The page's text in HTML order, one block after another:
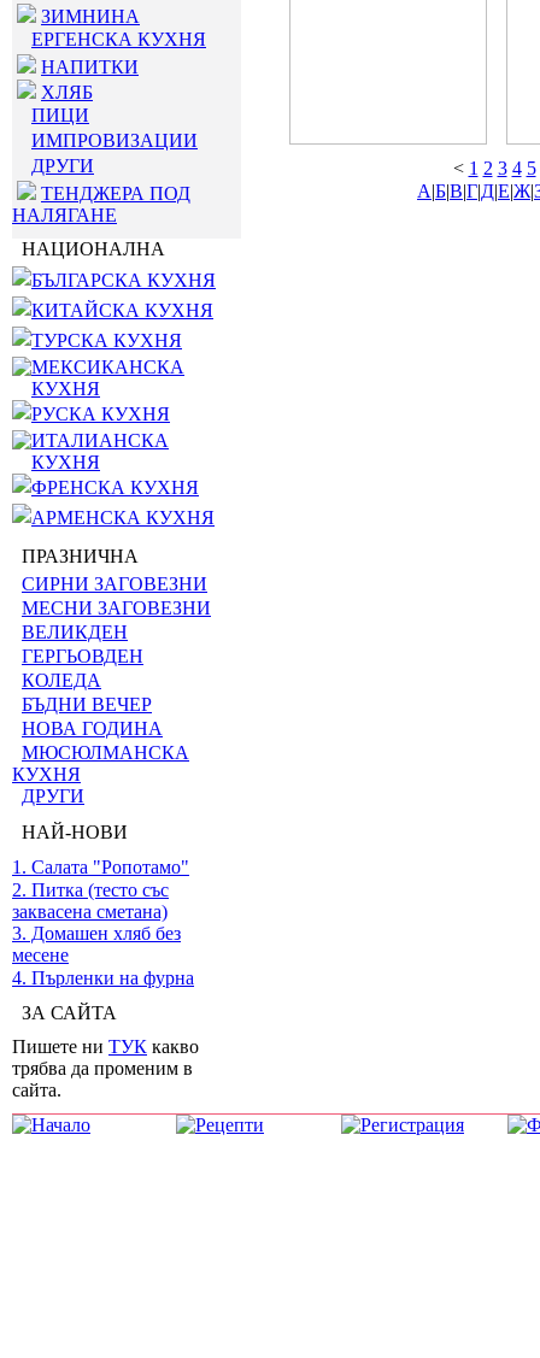
ЗИМНИНА
ЕРГЕНСКА КУХНЯ
НАПИТКИ
ХЛЯБ
ПИЦИ
ИМПРОВИЗАЦИИ
ДРУГИ
ТЕНДЖЕРА ПОД
НАЛЯГАНЕ
НАЦИОНАЛНА
БЪЛГАРСКА КУХНЯ
КИТАЙСКА КУХНЯ
ТУРСКА КУХНЯ
МЕКСИКАНСКА
КУХНЯ
РУСКА КУХНЯ
ИТАЛИАНСКА
КУХНЯ
ФРЕНСКА КУХНЯ
АРМЕНСКА КУХНЯ
ПРАЗНИЧНА
СИРНИ ЗАГОВЕЗНИ
МЕСНИ ЗАГОВЕЗНИ
ВЕЛИКДЕН
ГЕРГЬОВДЕН
КОЛЕДА
БЪДНИ ВЕЧЕР
НОВА ГОДИНА
МЮСЮЛМАНСКА
КУХНЯ
ДРУГИ
НАЙ-НОВИ
1. Салата "Ропотамо"
2. Питка (тесто със
заквасена сметана)
3. Домашен хляб без
месене
4. Пърленки на фурна
ЗА САЙТА
Пишете ни ТУК какво
трябва да променим в
сайта.
< 1 2 3 4 5
А|Б|В|Г|Д|Е|Ж|